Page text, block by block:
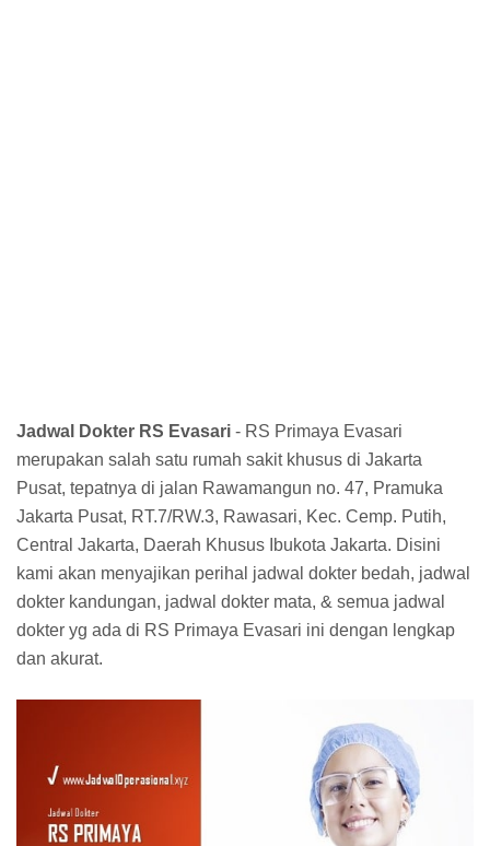
Jadwal Dokter RS Evasari - RS Primaya Evasari
merupakan salah satu rumah sakit khusus di Jakarta
Pusat, tepatnya di jalan Rawamangun no. 47, Pramuka
Jakarta Pusat, RT.7/RW.3, Rawasari, Kec. Cemp. Putih,
Central Jakarta, Daerah Khusus Ibukota Jakarta. Disini
kami akan menyajikan perihal jadwal dokter bedah, jadwal
dokter kandungan, jadwal dokter mata, & semua jadwal
dokter yg ada di RS Primaya Evasari ini dengan lengkap
dan akurat.